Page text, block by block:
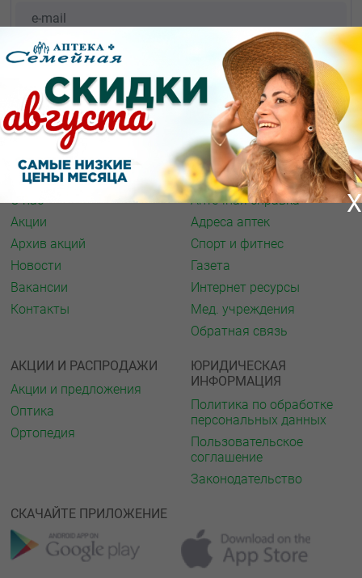
X
О КОМПАНИИ
О нас
Акции
Архив акций
Новости
Вакансии
Контакты
ИНФОРМАЦИЯ
Аптечная справка
Адреса аптек
Спорт и фитнес
Газета
Интернет ресурсы
Мед. учреждения
Обратная связь
АКЦИИ И РАСПРОДАЖИ
Акции и предложения
Оптика
Ортопедия
ЮРИДИЧЕСКАЯ
ИНФОРМАЦИЯ
Политика по обработке
персональных данных
Пользовательское
соглашение
Законодательство
СКАЧАЙТЕ ПРИЛОЖЕНИЕ